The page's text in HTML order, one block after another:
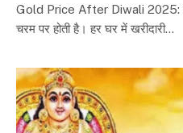
Gold Price After Diwali 2025:
चरम पर होती है। हर घर में खरीदारी…